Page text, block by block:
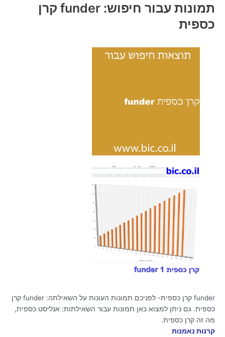
תמונות עבור חיפוש: funder קרן
כספית
funder קרן כספית- לפניכם תמונות העונות על השאילתה: funder קרן
כספית. גם ניתן למצוא כאן תמונות עבור השאילתות: אנליסט כספית,
מה זה קרן כספית.
קרנות נאמנות